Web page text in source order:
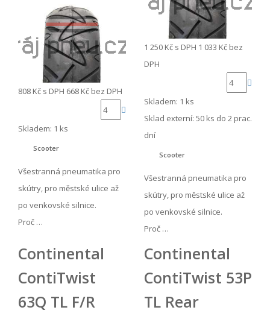
808 Kč s DPH 668 Kč bez DPH
Skladem: 1 ks
Scooter
Všestranná pneumatika pro
skútry, pro městské ulice až
po venkovské silnice.
Proč …
1 250 Kč s DPH 1 033 Kč bez
DPH
Skladem: 1 ks
Sklad externí: 50 ks do 2 prac.
dní
Scooter
Všestranná pneumatika pro
skútry, pro městské ulice až
po venkovské silnice.
Proč …
Continental
ContiTwist
63Q TL F/R
Continental
ContiTwist 53P
TL Rear